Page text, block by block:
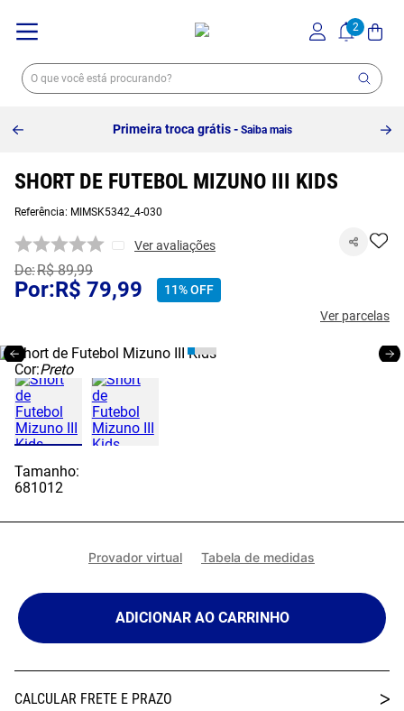
Primeira troca grátis - Saiba mais
SHORT DE FUTEBOL MIZUNO III KIDS
Referência: MIMSK5342_4-030
Ver avaliações
R$ 89,99
R$ 79,99 11%OFF
Ver parcelas
Cor:Preto
Tamanho:
681012
Provador virtual Tabela de medidas
ADICIONAR AO CARRINHO